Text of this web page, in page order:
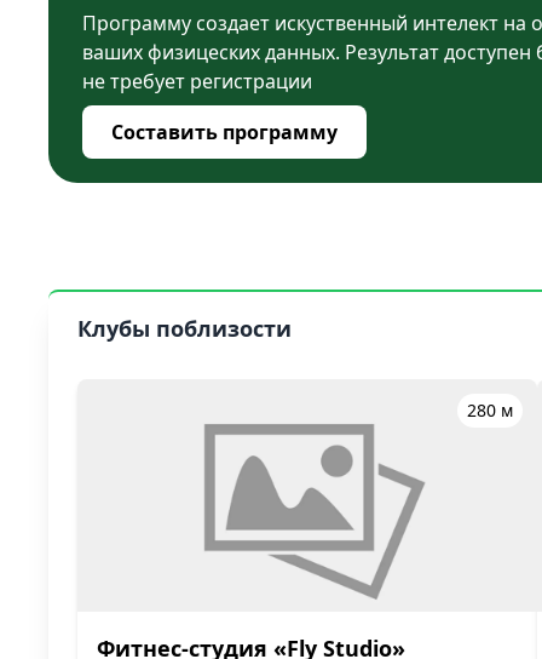
Программу создает искуственный интелект на
ваших физицеских данных. Результат доступен
не требует регистрации
Составить программу
Клубы поблизости
280 м
Фитнес-студия «Fly Studio»